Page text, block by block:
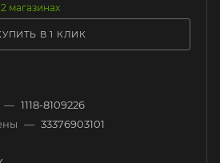
2 магазинах
В 1 КЛИК
— 1118-8109226
— 33376903101